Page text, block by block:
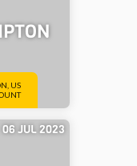
US
06 JUL 2023